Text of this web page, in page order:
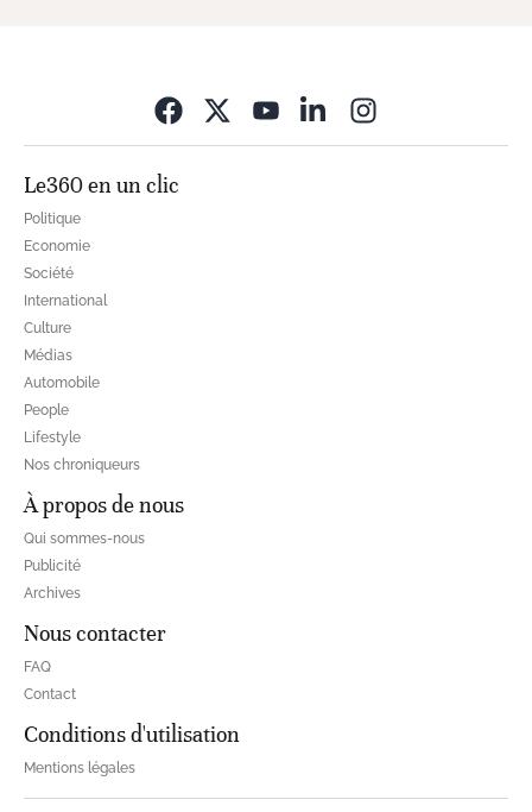
Le360 en un clic
Politique
Economie
Société
International
Culture
Médias
Automobile
People
Lifestyle
Nos chroniqueurs
À propos de nous
Qui sommes-nous
Publicité
Archives
Nous contacter
FAQ
Contact
Conditions d'utilisation
Mentions légales